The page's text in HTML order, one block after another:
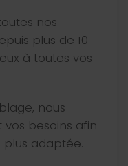
nos
plus de 10
à toutes vos
nous
besoins afin
adaptée.